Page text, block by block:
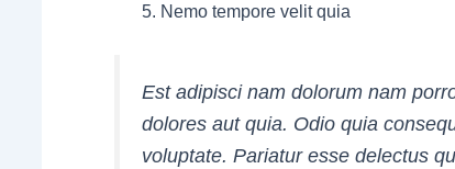
Nemo tempore velit quia
Est adipisci nam dolorum nam
dolores aut quia. Odio quia
voluptate. Pariatur esse delectus